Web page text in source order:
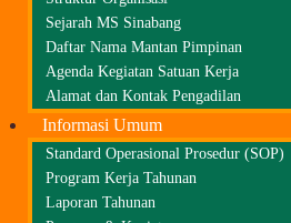
Sejarah MS Sinabang
Daftar Nama Mantan Pimpinan
Agenda Kegiatan Satuan Kerja
Alamat dan Kontak Pengadilan
Informasi Umum
Standard Operasional Prosedur (SOP)
Program Kerja Tahunan
Laporan Tahunan